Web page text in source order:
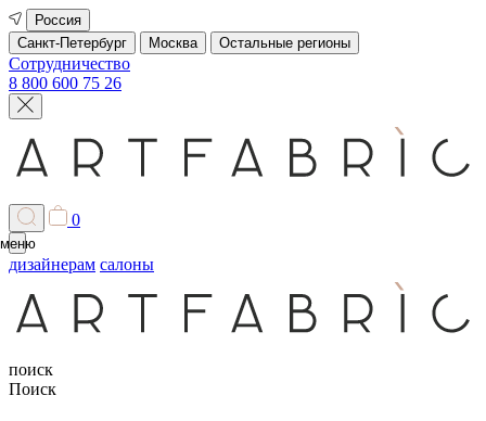
Россия
Санкт-Петербург
Москва Остальные регионы
Сотрудничество
8 800 600 75 26
0
меню
дизайнерам салоны
поиск
Поиск